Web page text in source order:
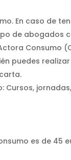
En caso de
de abogados
Consumo
puedes
es de 45